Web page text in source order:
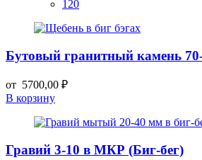
120
Бутовый гранитный камень
от 5700,00 ₽
В корзину
Гравий 3-10 в МКР (Биг-бег)